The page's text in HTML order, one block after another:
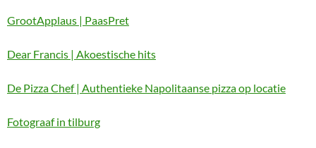
GrootApplaus | PaasPret
Dear Francis | Akoestische hits
De Pizza Chef | Authentieke Napolitaanse pizza op locatie
Fotograaf in tilburg